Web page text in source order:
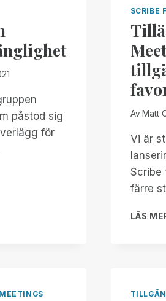
påstod sig
för
SCRIBE
Av Matt
Vi är
Scribe
färre
LÄS